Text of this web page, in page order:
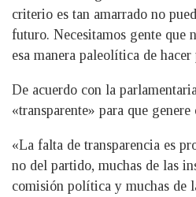
criterio es tan amarrado no
futuro. Necesitamos gente que
esa manera paleolítica de
De acuerdo con la
«transparente» para que
«La falta de transparencia es
no del partido, muchas de las
comisión política y muchas de